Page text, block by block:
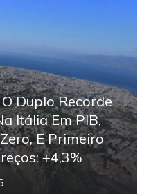
Duplo Recorde
Itália Em PIB,
E Primeiro
+4,3%